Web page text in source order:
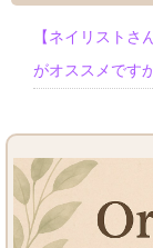
【ネイリストさ
がオススメです